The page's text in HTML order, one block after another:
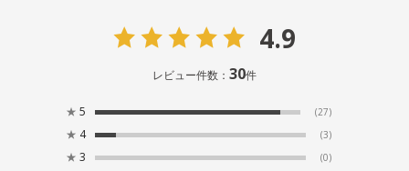
4.9
レビュー件数： 30件
★ 5 (27)
★ 4 (3)
★ 3 (0)